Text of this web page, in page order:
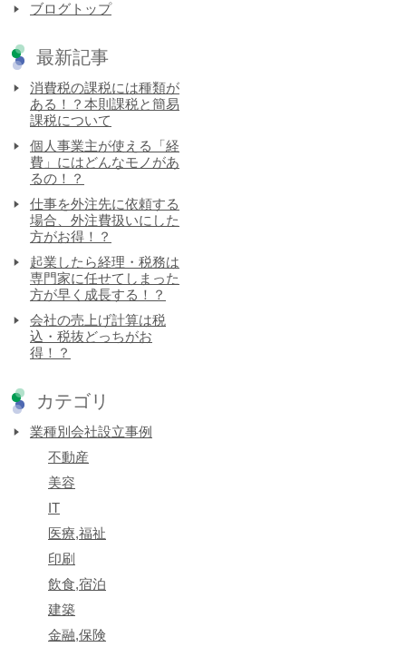
ブログトップ
最新記事
消費税の課税には種類が
ある！？本則課税と簡易
課税について
個人事業主が使える「経
費」にはどんなモノがあ
るの！？
仕事を外注先に依頼する
場合、外注費扱いにした
方がお得！？
起業したら経理・税務は
専門家に任せてしまった
方が早く成長する！？
会社の売上げ計算は税
込・税抜どっちがお
得！？
カテゴリ
業種別会社設立事例
不動産
美容
IT
医療,福祉
印刷
飲食,宿泊
建築
金融,保険